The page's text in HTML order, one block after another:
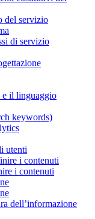
del servizio
di servizio
e il linguaggio
keywords)
utenti
i contenuti
i contenuti
dell’informazione